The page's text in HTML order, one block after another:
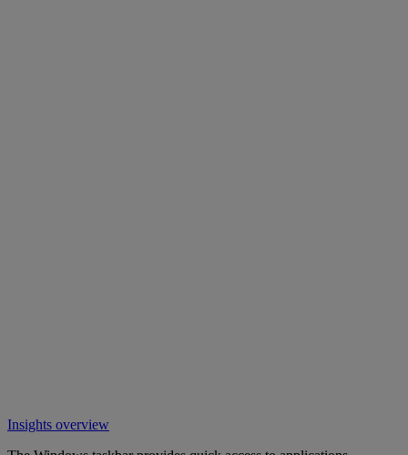
Insights overview